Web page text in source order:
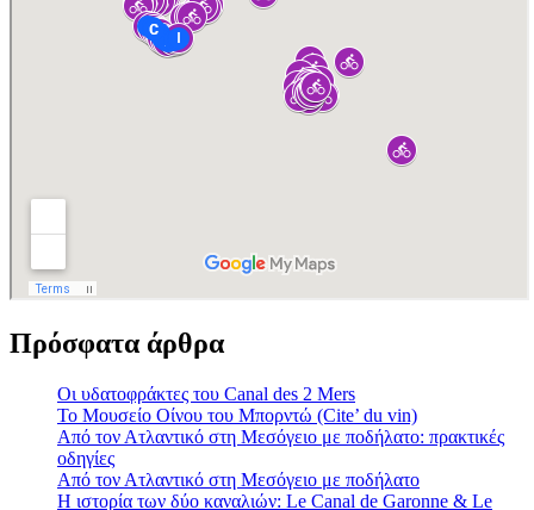
Πρόσφατα άρθρα
Οι υδατοφράκτες του Canal des 2 Mers
Το Μουσείο Οίνου του Μπορντώ (Cite’ du vin)
Από τον Ατλαντικό στη Μεσόγειο με ποδήλατο: πρακτικές
οδηγίες
Από τον Ατλαντικό στη Μεσόγειο με ποδήλατο
Η ιστορία των δύο καναλιών: Le Canal de Garonne & Le